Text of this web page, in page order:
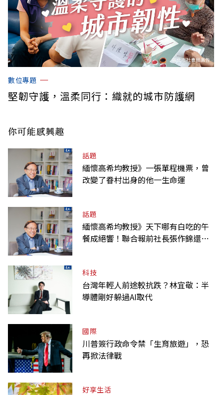
數位專題
堅韌守護，溫柔同行：織就的城市防護網
你可能感興趣
話題
緬懷高希均教授》一張單程機票，曾
改變了眷村出身的他一生命運
話題
緬懷高希均教授》天下哪有白吃的午
餐成絕響！聯合報前社長張作錦還原
科技
台灣年輕人前途較抗跌？林宜敬：半
導體剛好躲過AI取代
國際
川普簽行政命令禁「生育旅遊」，恐
再掀法律戰
好享生活